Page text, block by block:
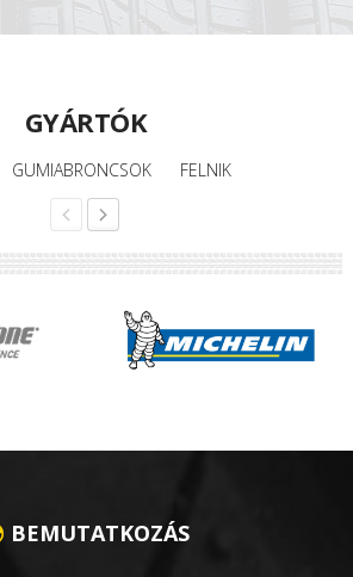
GYÁRTÓK
GUMIABRONCSOK FELNIK
BEMUTATKOZÁS